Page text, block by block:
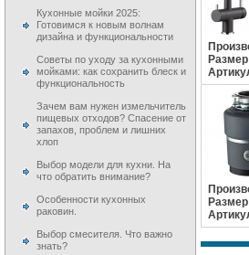
Кухонные мойки 2025:
Готовимся к новым волнам
дизайна и функциональности
Советы по уходу за кухонными
мойками: как сохранить блеск и
функциональность
Зачем вам нужен измельчитель
пищевых отходов? Спасение от
запахов, проблем и лишних
хлоп
Выбор модели для кухни. На
что обратить внимание?
Особенности кухонных
раковин.
Выбор смесителя. Что важно
знать?